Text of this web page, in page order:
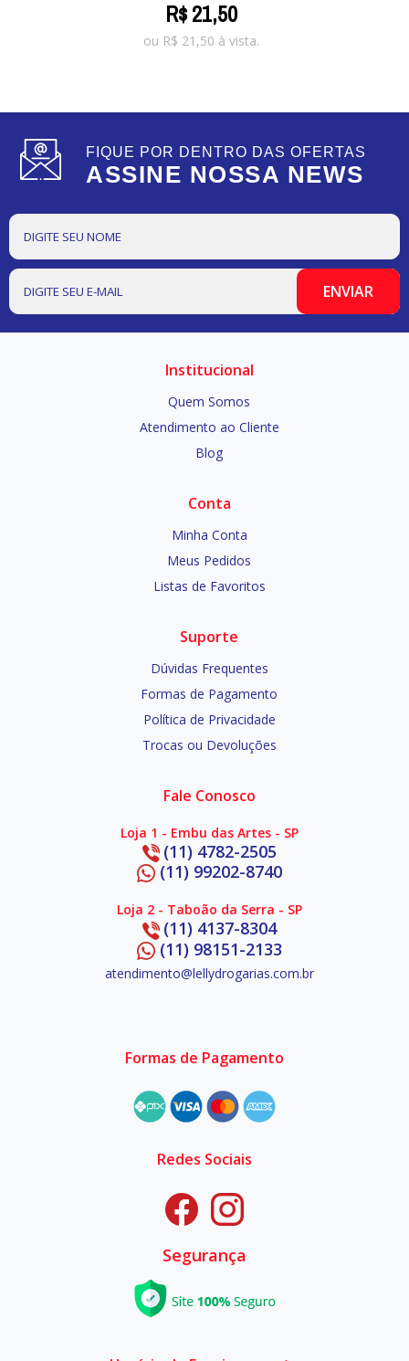
R$21,50
ou R$ 21,50 à vista.
FIQUE POR DENTRO DAS OFERTAS
ASSINE NOSSA NEWS
Institucional
Quem Somos
Atendimento ao Cliente
Blog
Conta
Minha Conta
Meus Pedidos
Listas de Favoritos
Suporte
Dúvidas Frequentes
Formas de Pagamento
Política de Privacidade
Trocas ou Devoluções
Fale Conosco
Loja 1 - Embu das Artes - SP
(11) 4782-2505
(11) 99202-8740
Loja 2 - Taboão da Serra - SP
(11) 4137-8304
(11) 98151-2133
atendimento@lellydrogarias.com.br
Formas de Pagamento
Redes Sociais
Segurança